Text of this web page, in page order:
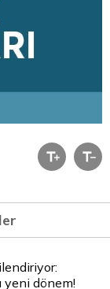
yeni dönem!